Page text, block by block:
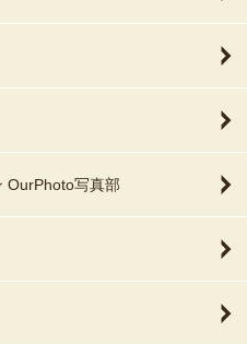
OurPhoto写真部